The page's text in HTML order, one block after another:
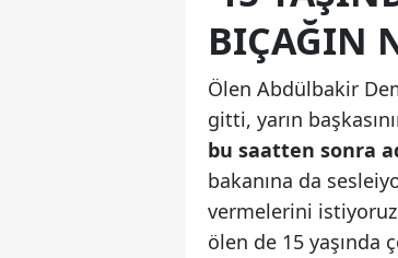
BIÇAĞIN
Ölen Abdülbakir
gitti, yarın
bu saatten sonra
bakanına da
vermelerini
ölen de 15 yaşında